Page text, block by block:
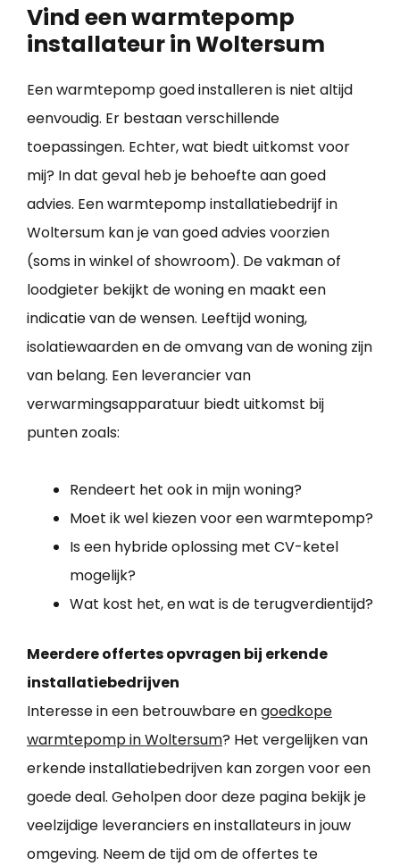
Vind een warmtepomp
installateur in Woltersum
Een warmtepomp goed installeren is niet altijd
eenvoudig. Er bestaan verschillende
toepassingen. Echter, wat biedt uitkomst voor
mij? In dat geval heb je behoefte aan goed
advies. Een warmtepomp installatiebedrijf in
Woltersum kan je van goed advies voorzien
(soms in winkel of showroom). De vakman of
loodgieter bekijkt de woning en maakt een
indicatie van de wensen. Leeftijd woning,
isolatiewaarden en de omvang van de woning zijn
van belang. Een leverancier van
verwarmingsapparatuur biedt uitkomst bij
punten zoals:
Rendeert het ook in mijn woning?
Moet ik wel kiezen voor een warmtepomp?
Is een hybride oplossing met CV-ketel
mogelijk?
Wat kost het, en wat is de terugverdientijd?
Meerdere offertes opvragen bij erkende
installatiebedrijven
Interesse in een betrouwbare engoedkope
warmtepomp in Woltersum? Het vergelijken van
erkende installatiebedrijven kan zorgen voor een
goede deal. Geholpen door deze pagina bekijk je
veelzijdige leveranciers en installateurs in jouw
omgeving. Neem de tijd om de offertes te